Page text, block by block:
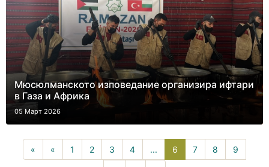
Мюсюлманското изповедание организира ифтари
в Газа и Африка
05 Март 2026
« « 1 2 3 4 ... 6 6(current)
7 8 9